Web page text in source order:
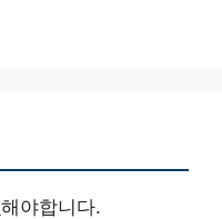
해야합니다.